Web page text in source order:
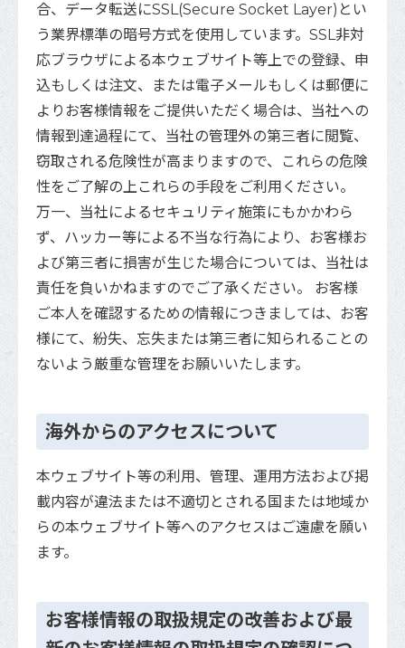
合、データ転送にSSL(Secure Socket Layer)とい
う業界標準の暗号方式を使用しています。SSL非対
応ブラウザによる本ウェブサイト等上での登録、申
込もしくは注文、または電子メールもしくは郵便に
よりお客様情報をご提供いただく場合は、当社への
情報到達過程にて、当社の管理外の第三者に閲覧、
窃取される危険性が高まりますので、これらの危険
性をご了解の上これらの手段をご利用ください。
万一、当社によるセキュリティ施策にもかかわら
ず、ハッカー等による不当な行為により、お客様お
よび第三者に損害が生じた場合については、当社は
責任を負いかねますのでご了承ください。 お客様
ご本人を確認するための情報につきましては、お客
様にて、紛失、忘失または第三者に知られることの
ないよう厳重な管理をお願いいたします。
海外からのアクセスについて
本ウェブサイト等の利用、管理、運用方法および掲
載内容が違法または不適切とされる国または地域か
らの本ウェブサイト等へのアクセスはご遠慮を願い
ます。
お客様情報の取扱規定の改善および最